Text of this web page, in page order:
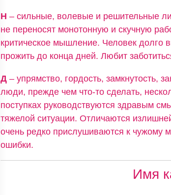
Н – сильные, волевые и решительные
не переносят монотонную и скучную
критическое мышление. Человек долго
прожить до конца дней. Любит
Д – упрямство, гордость, замкнутость,
люди, прежде чем что-то сделать,
поступках руководствуются здравым
тяжелой ситуации. Отличаются
очень редко прислушиваются к чужому
ошибки.
Имя